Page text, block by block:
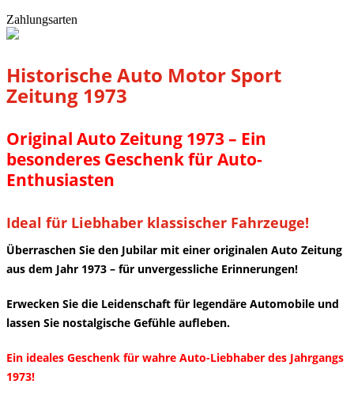
Zahlungsarten
Historische Auto Motor Sport
Zeitung 1973
Original Auto Zeitung 1973 – Ein
besonderes Geschenk für Auto-
Enthusiasten
Ideal für Liebhaber klassischer Fahrzeuge!
Überraschen Sie den Jubilar mit einer originalen Auto Zeitung
aus dem Jahr 1973 – für unvergessliche Erinnerungen!
Erwecken Sie die Leidenschaft für legendäre Automobile und
lassen Sie nostalgische Gefühle aufleben.
Ein ideales Geschenk für wahre Auto-Liebhaber des Jahrgangs
1973!